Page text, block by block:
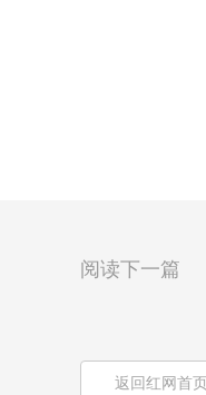
阅读下一篇
返回红网首页